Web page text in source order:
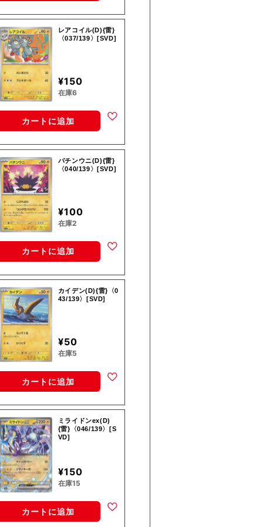
レアコイル(D){雷}
〈037/139〉[SVD]
¥150
在庫6
カートに追加
バチンウニ(D){雷}
〈040/139〉[SVD]
¥100
在庫2
カートに追加
カイデン(D){雷}〈0
43/139〉[SVD]
¥50
在庫5
カートに追加
ミライドンex(D)
{雷}〈046/139〉[S
VD]
¥150
在庫15
カートに追加